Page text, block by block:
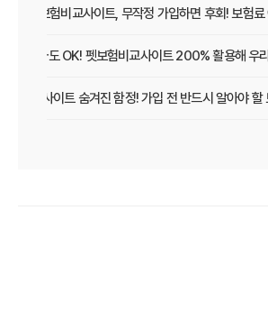
펫보험비교사이트, 무작정 가입하면 후회! 보험
초보 집사도 OK! 펫보험비교사이트 200% 활용해 우
험비교사이트 숨겨진 함정! 가입 전 반드시 알아야 할